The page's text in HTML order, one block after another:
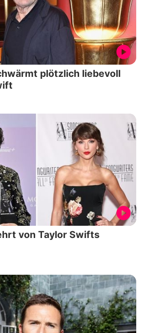
plötzlich liebevoll
von Taylor Swifts